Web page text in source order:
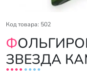
Код товара: 502
ФОЛЬГИРОВАННЫЙ ШАР
ЗВЕЗДА